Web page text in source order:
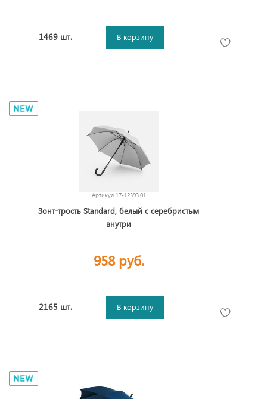
1469 шт. В корзину
Артикул 17-12393.01
Зонт-трость Standard, белый с серебристым
внутри
958 руб.
2165 шт. В корзину